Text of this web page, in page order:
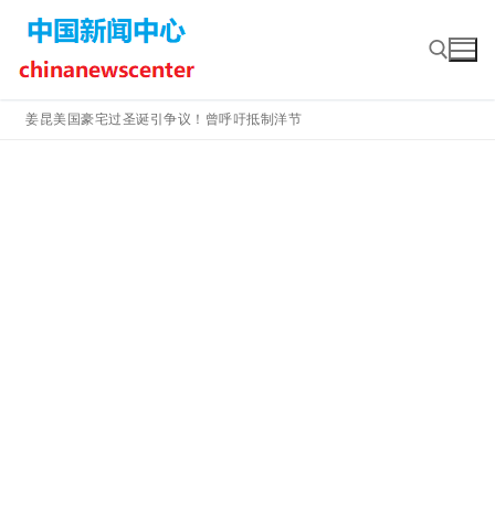
content
姜昆美国豪宅过圣诞引争议！曾呼吁抵制洋节